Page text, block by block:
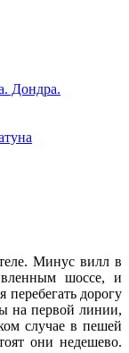
Дондра.
Минус вилл в
шоссе, и
дорогу
на первой линии,
случае в пешей
они недешево.